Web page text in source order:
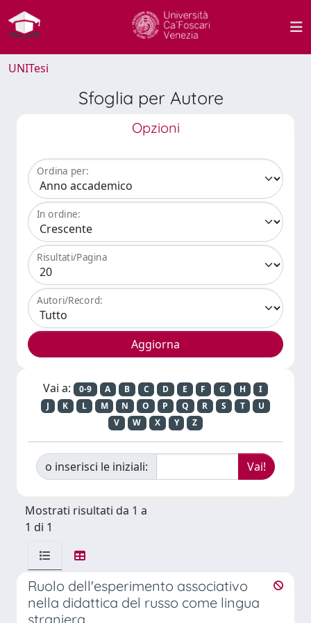
UNITesi
Sfoglia per Autore
Opzioni
Ordina per:
In ordine:
Risultati/Pagina
Autori/Record:
Vai a: 0-9 A B C D E F G H
I
J
K L M N O P Q R S T
U
V
W X Y Z
o inserisci le iniziali:
Mostrati risultati da 1 a
1 di 1
Ruolo dell'esperimento associativo
nella didattica del russo come lingua
straniera